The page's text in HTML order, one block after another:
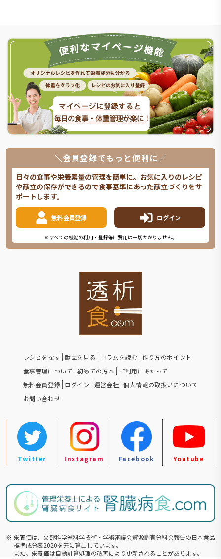
＼会員登録でもっと便利に／
日々の食事や栄養素量の管理を簡単に。お気に入りのレシピ
や献立の保存ができるので食事基準にあった献立づくりをサ
ポートします。
無料会員登録 ログイン
※すべての機能の利用・登録等に費用は一切かかりません。
レシピを探す 献立を見る コラムを読む
作り方のポイント
食事管理について
初めての方へ
ご利用にあたって
無料会員登録 ログイン 運営会社 個人情報の取扱いについて
お問い合わせ
Twitter Instagram Facebook Youtube
※ 栄養価は、文部科学省科学技術・学術審議会資源調査分科会報告の⽇本食品
標準成分表2020を元に算出しています。
また、栄養価は自動計算処理の改善により更新されることがあります。